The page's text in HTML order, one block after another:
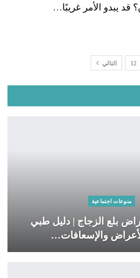
يبدو الأمر غريبًا…
12 التالي
منوعات اجتماعية
بلع الزجاج | دليل طبي
والإسعافات…